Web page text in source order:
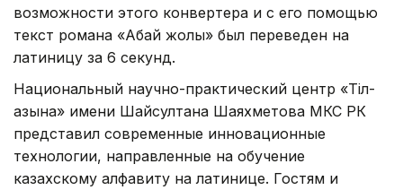
возможности этого конвертера и с его помощью
текст романа «Абай жолы» был переведен на
латиницу за 6 секунд.
Национальный научно-практический центр «Тіл-
Қазына» имени Шайсултана Шаяхметова МКС РК
представил современные инновационные
технологии, направленные на обучение
казахскому алфавиту на латинице. Гостям и